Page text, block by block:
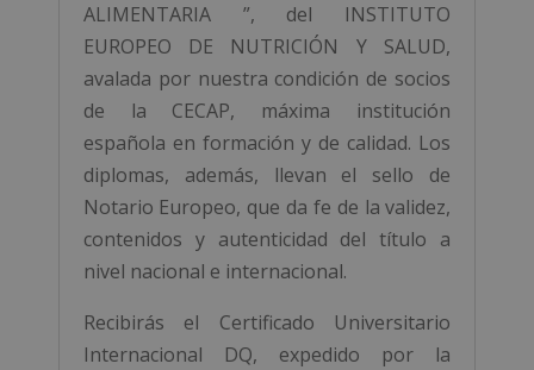
ALIMENTARIA ”, del INSTITUTO
EUROPEO DE NUTRICIÓN Y SALUD,
avalada por nuestra condición de socios
de la CECAP, máxima institución
española en formación y de calidad. Los
diplomas, además, llevan el sello de
Notario Europeo, que da fe de la validez,
contenidos y autenticidad del título a
nivel nacional e internacional.
Recibirás el Certificado Universitario
Internacional DQ, expedido por la